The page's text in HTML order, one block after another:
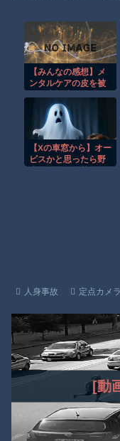
【動画】DJI Neo2
【動画】タイのティ
お前らがメイドイン
【動画】これはお見
【画像】十二支合体
【動画】ロシア軍の
【みんなの感想】メ
ンタルケアの皮を被
なたの人生を変える
マゾ人形化洗脳カウ
ンセリング』
【Xの車窓から】オー
ビスかと思ったら野
人身事故 定点カメラ
[動